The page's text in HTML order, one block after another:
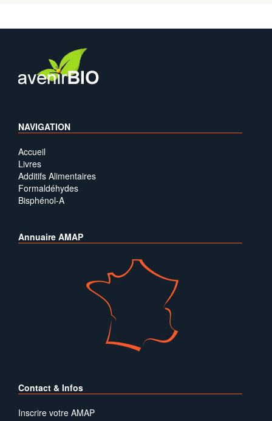
NAVIGATION
Accueil
Livres
Additifs Alimentaires
Formaldéhydes
Bisphénol-A
Annuaire AMAP
Contact & Infos
Inscrire votre AMAP